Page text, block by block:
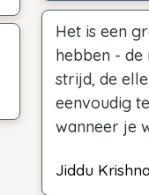
Het is een
hebben - de
strijd, de
eenvoudig
wanneer je
Jiddu